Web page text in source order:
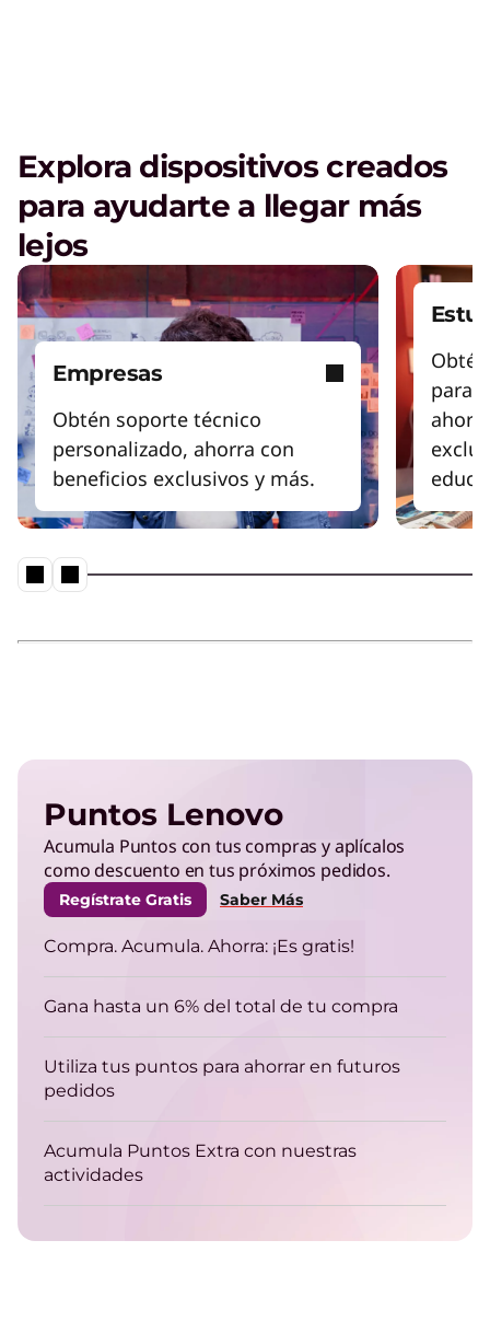
Explora dispositivos creados
para ayudarte a llegar más
lejos
Empresas
Obtén soporte técnico
personalizado, ahorra con
beneficios exclusivos y más.
para
Puntos Lenovo
Acumula Puntos con tus compras y aplícalos
como descuento en tus próximos pedidos.
Regístrate Gratis Saber Más
Compra. Acumula. Ahorra: ¡Es gratis!
Gana hasta un 6% del total de tu compra
Utiliza tus puntos para ahorrar en futuros
pedidos
Acumula Puntos Extra con nuestras
actividades